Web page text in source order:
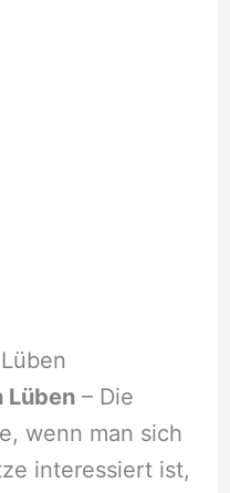
Lüben– Die
wenn man sich
interessiert ist,